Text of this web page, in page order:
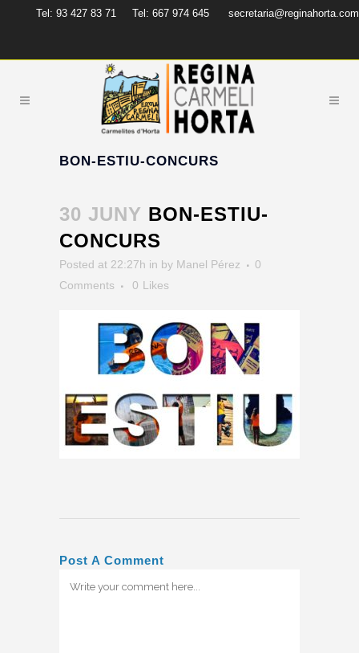
Tel: 93 427 83 71 Tel: 667 974 645 secretaria@reginahorta.com
BON-ESTIU-CONCURS
30 JUNY BON-ESTIU-
CONCURS
Posted at 22:27h in by Manel Pérez
0
Comments
0 Likes
Post A Comment